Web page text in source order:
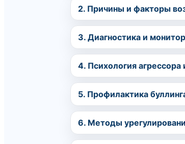
2. Причины и факторы
3. Диагностика и
4. Психология
5. Профилактика
6. Методы